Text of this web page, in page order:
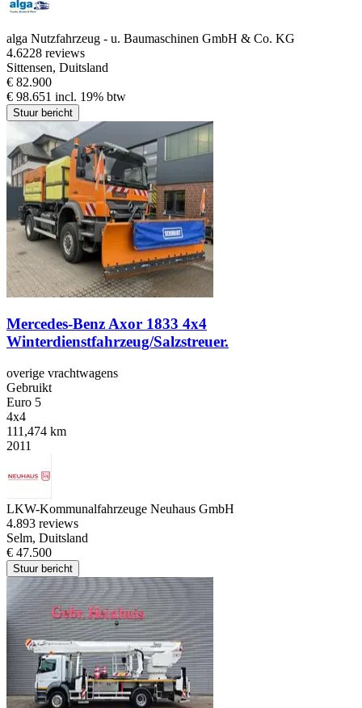
alga Nutzfahrzeug - u. Baumaschinen GmbH & Co. KG
4.6228 reviews
Sittensen, Duitsland
€ 82.900
€ 98.651 incl. 19% btw
Stuur bericht
Mercedes-Benz Axor 1833 4x4
Winterdienstfahrzeug/Salzstreuer.
overige vrachtwagens
Gebruikt
Euro 5
4x4
111,474 km
2011
LKW-Kommunalfahrzeuge Neuhaus GmbH
4.893 reviews
Selm, Duitsland
€ 47.500
Stuur bericht